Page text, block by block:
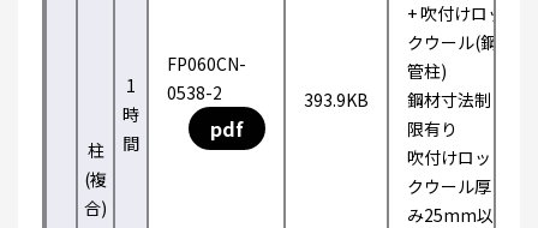
柱
(複
合)
1
時
間
FP060CN-
0538-2
pdf
393.9KB
+ 吹付けロッ
クウール(鋼
管柱)
鋼材寸法制
限有り
吹付けロッ
クウール厚
み25mm以